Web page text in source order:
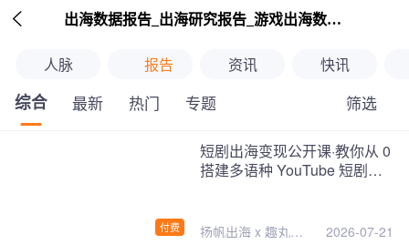
 出海数据报告_出海研究报告_游戏出海数据报告_海外趋势分析-扬帆出海
人脉 报告 资讯 快讯
综合 最新 热门 专题 筛选
继续下拉刷新
付费
短剧出海变现公开课·教你从 0
搭建多语种 YouTube 短剧频
扬帆出海 x 趣丸千 2026-07-21